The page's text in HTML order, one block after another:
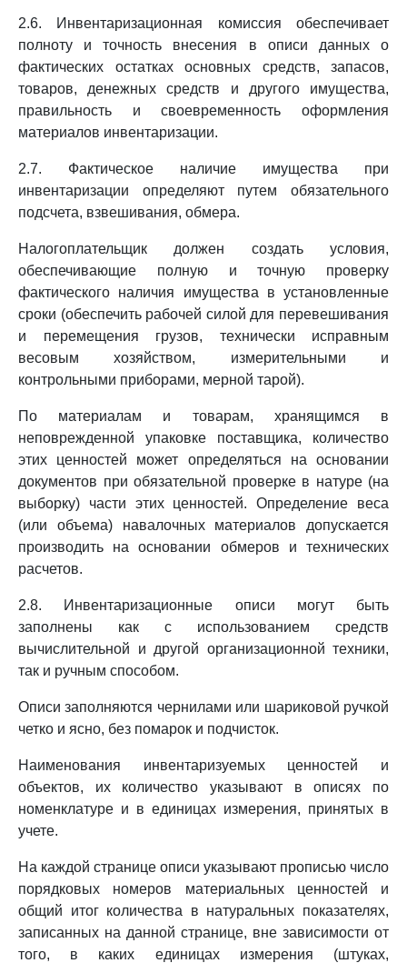
2.6. Инвентаризационная комиссия обеспечивает
полноту и точность внесения в описи данных о
фактических остатках основных средств, запасов,
товаров, денежных средств и другого имущества,
правильность и своевременность оформления
материалов инвентаризации.
2.7. Фактическое наличие имущества при
инвентаризации определяют путем обязательного
подсчета, взвешивания, обмера.
Налогоплательщик должен создать условия,
обеспечивающие полную и точную проверку
фактического наличия имущества в установленные
сроки (обеспечить рабочей силой для перевешивания
и перемещения грузов, технически исправным
весовым хозяйством, измерительными и
контрольными приборами, мерной тарой).
По материалам и товарам, хранящимся в
неповрежденной упаковке поставщика, количество
этих ценностей может определяться на основании
документов при обязательной проверке в натуре (на
выборку) части этих ценностей. Определение веса
(или объема) навалочных материалов допускается
производить на основании обмеров и технических
расчетов.
2.8. Инвентаризационные описи могут быть
заполнены как с использованием средств
вычислительной и другой организационной техники,
так и ручным способом.
Описи заполняются чернилами или шариковой ручкой
четко и ясно, без помарок и подчисток.
Наименования инвентаризуемых ценностей и
объектов, их количество указывают в описях по
номенклатуре и в единицах измерения, принятых в
учете.
На каждой странице описи указывают прописью число
порядковых номеров материальных ценностей и
общий итог количества в натуральных показателях,
записанных на данной странице, вне зависимости от
того, в каких единицах измерения (штуках,